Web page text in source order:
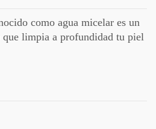
como agua micelar es un
limpia a profundidad tu piel